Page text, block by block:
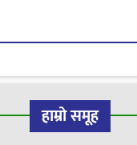
हाम्रो समूह